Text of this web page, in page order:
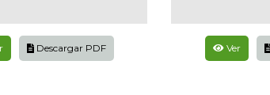
Descargar PDF Ver